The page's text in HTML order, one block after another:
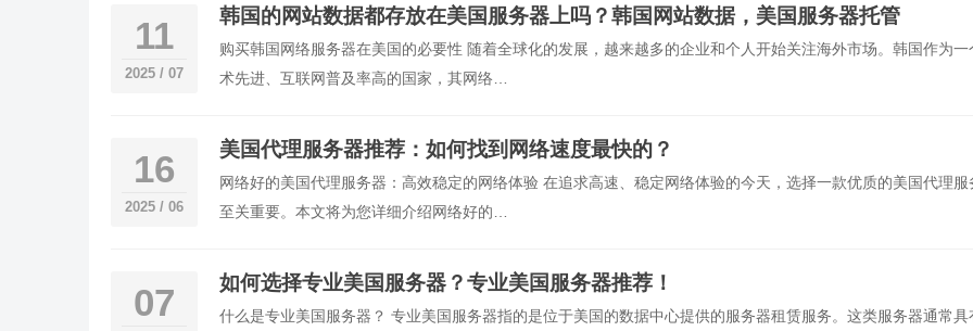
11
2025 / 07
韩国的网站数据都存放在美国服务器上吗？韩国网站数据，美国服务器托管
购买韩国网络服务器在美国的必要性 随着全球化的发展，越来越多的企业和个人开始关注海外市场。韩国作为一
术先进、互联网普及率高的国家，其网络…
16
2025 / 06
美国代理服务器推荐：如何找到网络速度最快的？
网络好的美国代理服务器：高效稳定的网络体验 在追求高速、稳定网络体验的今天，选择一款优质的美国代理服
至关重要。本文将为您详细介绍网络好的…
07 如何选择专业美国服务器？专业美国服务器推荐！
什么是专业美国服务器？ 专业美国服务器指的是位于美国的数据中心提供的服务器租赁服务。这类服务器通常具